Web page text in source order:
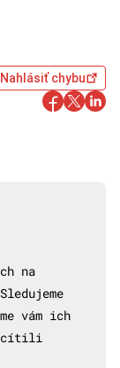
Nahlásiť chybu
na
vám ich
cítili